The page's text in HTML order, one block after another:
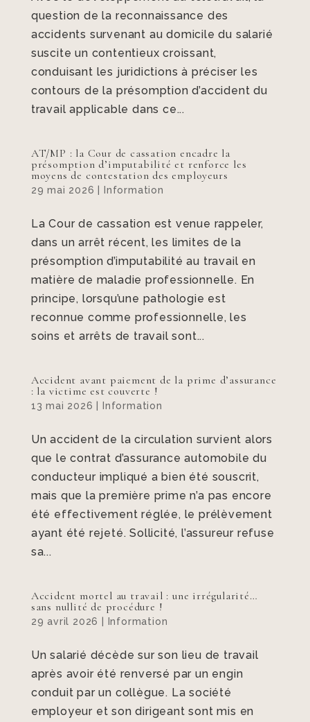
question de la reconnaissance des
accidents survenant au domicile du salarié
suscite un contentieux croissant,
conduisant les juridictions à préciser les
contours de la présomption d’accident du
travail applicable dans ce...
AT/MP : la Cour de cassation encadre la
présomption d’imputabilité et renforce les
moyens de contestation des employeurs
29 mai 2026 Information
La Cour de cassation est venue rappeler,
dans un arrêt récent, les limites de la
présomption d’imputabilité au travail en
matière de maladie professionnelle. En
principe, lorsqu’une pathologie est
reconnue comme professionnelle, les
soins et arrêts de travail sont...
Accident avant paiement de la prime d’assurance
: la victime est couverte !
13 mai 2026 Information
Un accident de la circulation survient alors
que le contrat d’assurance automobile du
conducteur impliqué a bien été souscrit,
mais que la première prime n’a pas encore
été effectivement réglée, le prélèvement
ayant été rejeté. Sollicité, l’assureur refuse
sa...
Accident mortel au travail : une irrégularité…
sans nullité de procédure !
29 avril 2026 Information
Un salarié décède sur son lieu de travail
après avoir été renversé par un engin
conduit par un collègue. La société
employeur et son dirigeant sont mis en